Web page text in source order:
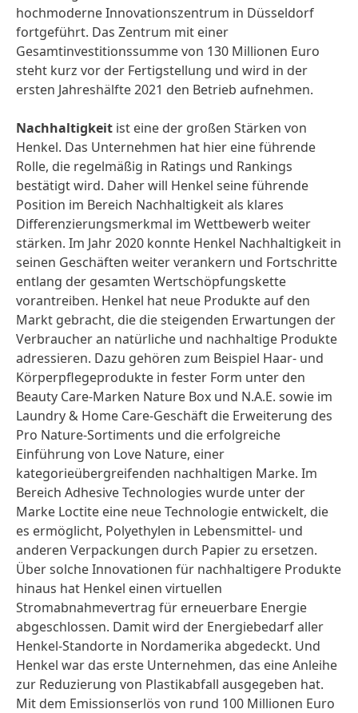
hochmoderne Innovationszentrum in Düsseldorf
fortgeführt. Das Zentrum mit einer
Gesamtinvestitionssumme von 130 Millionen Euro
steht kurz vor der Fertigstellung und wird in der
ersten Jahreshälfte 2021 den Betrieb aufnehmen.
Nachhaltigkeit ist eine der großen Stärken von
Henkel. Das Unternehmen hat hier eine führende
Rolle, die regelmäßig in Ratings und Rankings
bestätigt wird. Daher will Henkel seine führende
Position im Bereich Nachhaltigkeit als klares
Differenzierungsmerkmal im Wettbewerb weiter
stärken. Im Jahr 2020 konnte Henkel Nachhaltigkeit in
seinen Geschäften weiter verankern und Fortschritte
entlang der gesamten Wertschöpfungskette
vorantreiben. Henkel hat neue Produkte auf den
Markt gebracht, die die steigenden Erwartungen der
Verbraucher an natürliche und nachhaltige Produkte
adressieren. Dazu gehören zum Beispiel Haar- und
Körperpflegeprodukte in fester Form unter den
Beauty Care-Marken Nature Box und N.A.E. sowie im
Laundry & Home Care-Geschäft die Erweiterung des
Pro Nature-Sortiments und die erfolgreiche
Einführung von Love Nature, einer
kategorieübergreifenden nachhaltigen Marke. Im
Bereich Adhesive Technologies wurde unter der
Marke Loctite eine neue Technologie entwickelt, die
es ermöglicht, Polyethylen in Lebensmittel- und
anderen Verpackungen durch Papier zu ersetzen.
Über solche Innovationen für nachhaltigere Produkte
hinaus hat Henkel einen virtuellen
Stromabnahmevertrag für erneuerbare Energie
abgeschlossen. Damit wird der Energiebedarf aller
Henkel-Standorte in Nordamerika abgedeckt. Und
Henkel war das erste Unternehmen, das eine Anleihe
zur Reduzierung von Plastikabfall ausgegeben hat.
Mit dem Emissionserlös von rund 100 Millionen Euro